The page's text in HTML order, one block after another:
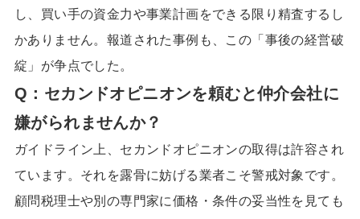
し、買い手の資金力や事業計画をできる限り精査するし
かありません。報道された事例も、この「事後の経営破
綻」が争点でした。
Q：セカンドオピニオンを頼むと仲介会社に
嫌がられませんか？
ガイドライン上、セカンドオピニオンの取得は許容され
ています。それを露骨に妨げる業者こそ警戒対象です。
顧問税理士や別の専門家に価格・条件の妥当性を見ても